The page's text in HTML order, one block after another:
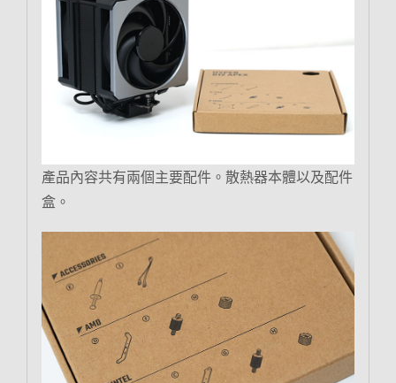
產品內容共有兩個主要配件。散熱器本體以及配件
盒。